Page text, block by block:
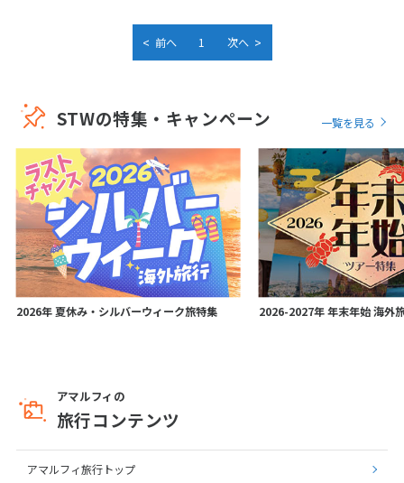
< 前へ 1 次へ >
STWの特集・キャンペーン 一覧を見る
2026年 夏休み・シルバーウィーク旅特集 2026-2027年 年末年始 海外
アマルフィの
旅行コンテンツ
アマルフィ旅行トップ